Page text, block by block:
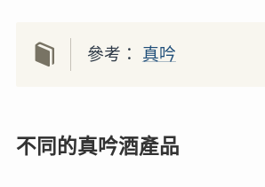
參考： 真吟
不同的真吟酒產品